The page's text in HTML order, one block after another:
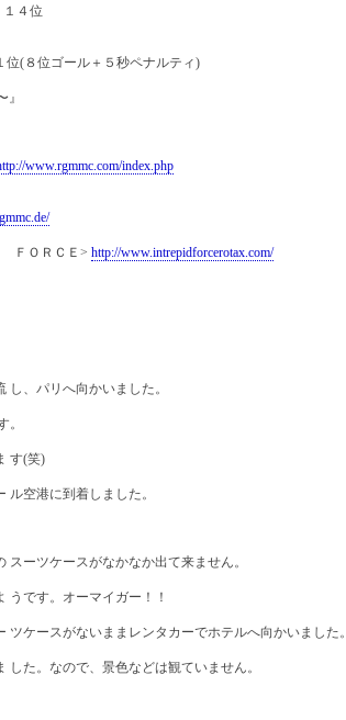
４位
(８位ゴール＋５秒ペナルティ)
www.rgmmc.com/index.php
ＦＯＲＣＥ> http://www.intrepidforcerotax.com/
、パリへ向かいました。
す(笑)
空港に到着しました。
ーツケースがなかなか出て来ません。
うです。オーマイガー！！
ツケースがないままレンタカーでホテルへ向かいました。
した。なので、景色などは観ていません。